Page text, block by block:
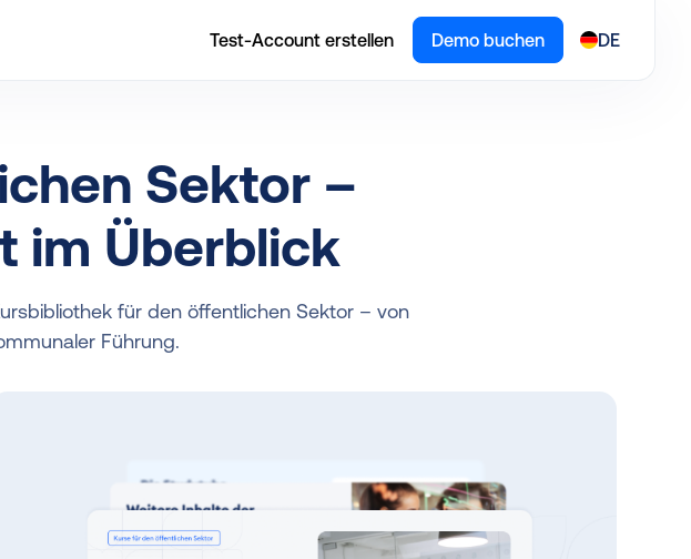
Test-Account erstellen Demo buchen DE
Sektor –
im Überblick
für den öffentlichen Sektor – von
Führung.